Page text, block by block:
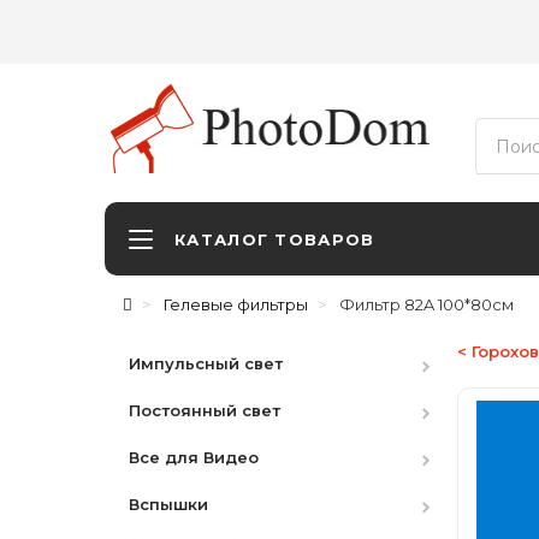
КАТАЛОГ ТОВАРОВ
Гелевые фильтры Фильтр 82A 100*80см
Импульсный свет
Студийные вспышки
Наборы
Аксессуары
Постоянный свет
HMI
LED студийный
Все для Видео
Видоискатели
Вспышки
<